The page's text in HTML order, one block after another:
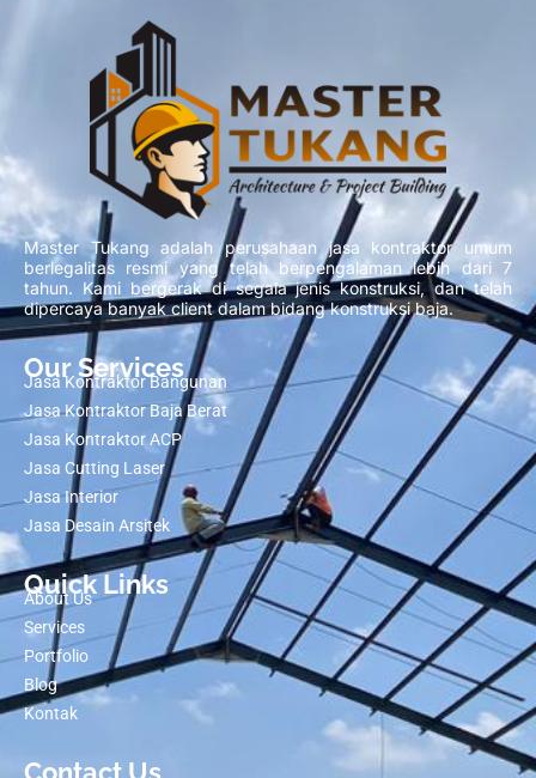
Master Tukang adalah perusahaan jasa kontraktor umum
berlegalitas resmi yang telah berpengalaman lebih dari 7
tahun. Kami bergerak di segala jenis konstruksi, dan telah
dipercaya banyak client dalam bidang konstruksi baja.
Our Services
Jasa Kontraktor Bangunan
Jasa Kontraktor Baja Berat
Jasa Kontraktor ACP
Jasa Cutting Laser
Jasa Interior
Jasa Desain Arsitek
Quick Links
About Us
Services
Portfolio
Blog
Kontak
Contact Us